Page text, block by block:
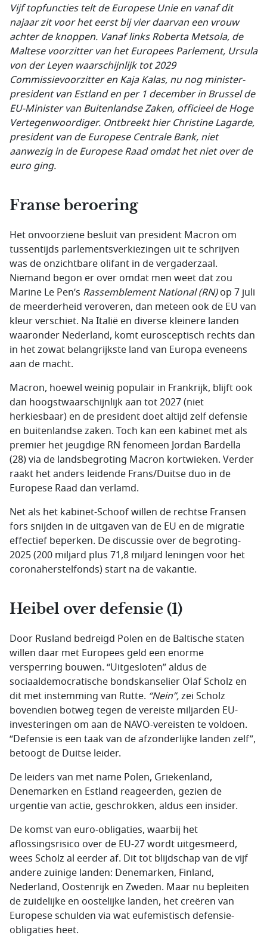
Vijf topfuncties telt de Europese Unie en vanaf dit
najaar zit voor het eerst bij vier daarvan een vrouw
achter de knoppen. Vanaf links Roberta Metsola, de
Maltese voorzitter van het Europees Parlement, Ursula
von der Leyen waarschijnlijk tot 2029
Commissievoorzitter en Kaja Kalas, nu nog minister-
president van Estland en per 1 december in Brussel de
EU-Minister van Buitenlandse Zaken, officieel de Hoge
Vertegenwoordiger. Ontbreekt hier Christine Lagarde,
president van de Europese Centrale Bank, niet
aanwezig in de Europese Raad omdat het niet over de
euro ging.
Franse beroering
Het onvoorziene besluit van president Macron om
tussentijds parlementsverkiezingen uit te schrijven
was de onzichtbare olifant in de vergaderzaal.
Niemand begon er over omdat men weet dat zou
Marine Le Pen’s Rassemblement National (RN)op 7 juli
de meerderheid veroveren, dan meteen ook de EU van
kleur verschiet. Na Italië en diverse kleinere landen
waaronder Nederland, komt eurosceptisch rechts dan
in het zowat belangrijkste land van Europa eveneens
aan de macht.
Macron, hoewel weinig populair in Frankrijk, blijft ook
dan hoogstwaarschijnlijk aan tot 2027 (niet
herkiesbaar) en de president doet altijd zelf defensie
en buitenlandse zaken. Toch kan een kabinet met als
premier het jeugdige RN fenomeen Jordan Bardella
(28) via de landsbegroting Macron kortwieken. Verder
raakt het anders leidende Frans/Duitse duo in de
Europese Raad dan verlamd.
Net als het kabinet-Schoof willen de rechtse Fransen
fors snijden in de uitgaven van de EU en de migratie
effectief beperken. De discussie over de begroting-
2025 (200 miljard plus 71,8 miljard leningen voor het
coronaherstelfonds) start na de vakantie.
Heibel over defensie (1)
Door Rusland bedreigd Polen en de Baltische staten
willen daar met Europees geld een enorme
versperring bouwen. “Uitgesloten” aldus de
sociaaldemocratische bondskanselier Olaf Scholz en
dit met instemming van Rutte. “Nein”,zei Scholz
bovendien botweg tegen de vereiste miljarden EU-
investeringen om aan de NAVO-vereisten te voldoen.
“Defensie is een taak van de afzonderlijke landen zelf”,
betoogt de Duitse leider.
De leiders van met name Polen, Griekenland,
Denemarken en Estland reageerden, gezien de
urgentie van actie, geschrokken, aldus een insider.
De komst van euro-obligaties, waarbij het
aflossingsrisico over de EU-27 wordt uitgesmeerd,
wees Scholz al eerder af. Dit tot blijdschap van de vijf
andere zuinige landen: Denemarken, Finland,
Nederland, Oostenrijk en Zweden. Maar nu bepleiten
de zuidelijke en oostelijke landen, het creëren van
Europese schulden via wat eufemistisch defensie-
obligaties heet.